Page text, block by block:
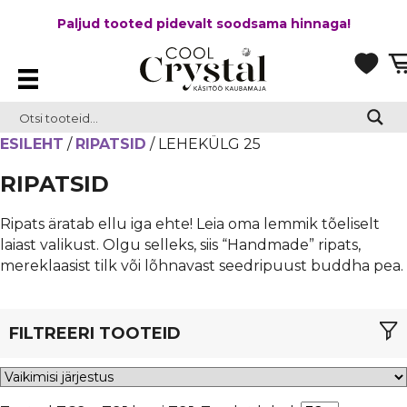
Paljud tooted pidevalt soodsama hinnaga!
ESILEHT / RIPATSID / LEHEKÜLG 25
RIPATSID
Ripats äratab ellu iga ehte! Leia oma lemmik tõeliselt
laiast valikust. Olgu selleks, siis “Handmade” ripats,
mereklaasist tilk või lõhnavast seedripuust buddha pea.
FILTREERI TOOTEID
TÜÜP